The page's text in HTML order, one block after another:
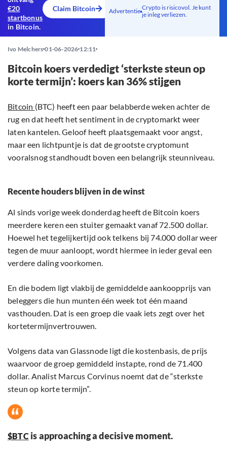
€20
startbonus
in Bitcoin.
Claim Bitcoin Advertentie Crypto is risicovol. Je kunt
je inleg verliezen.
Ivo Melchers 01-06-2026 12:11
Bitcoin koers verdedigt ‘sterkste steun op
korte termijn’: koers kan 36% stijgen
Bitcoin (BTC) heeft een paar belabberde weken achter de
rug en dat heeft het sentiment in de cryptomarkt weer
laten kantelen. Geloof heeft plaatsgemaakt voor angst,
maar een lichtpuntje is dat de grootste cryptomunt
vooralsnog standhoudt boven een belangrijk steunniveau.
Recente houders blijven in de winst
Al sinds vorige week donderdag heeft de Bitcoin koers
meerdere keren een stuiter gemaakt vanaf 72.500 dollar.
Hoewel het tegelijkertijd ook telkens bij 74.000 dollar weer
tegen de muur aanloopt, wordt hiermee in ieder geval een
verdere daling voorkomen.
En die bodem ligt vlakbij de gemiddelde aankoopprijs van
beleggers die hun munten één week tot één maand
vasthouden. Dat is een groep die vaak iets zegt over het
kortetermijnvertrouwen.
Volgens data van Glassnode ligt die kostenbasis, de prijs
waarvoor de groep gemiddeld instapte, rond de 71.400
dollar. Analist Marcus Corvinus noemt dat de “sterkste
steun op korte termijn”.
$BTCis approaching a decisive moment.